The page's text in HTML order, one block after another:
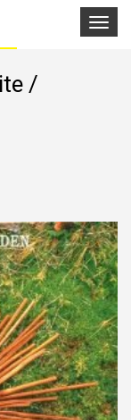
Toggle
/